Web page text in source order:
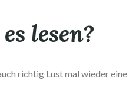
lesen?
richtig Lust mal wieder eine